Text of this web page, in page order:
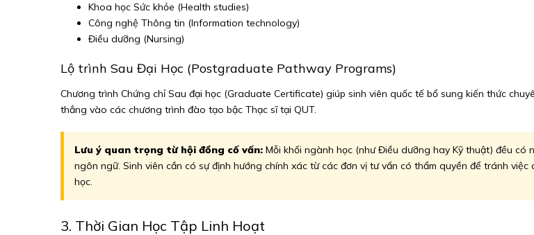
Khoa học Sức khỏe (Health studies)
Công nghệ Thông tin (Information technology)
Điều dưỡng (Nursing)
Lộ trình Sau Đại Học (Postgraduate Pathway Programs)
Chương trình Chứng chỉ Sau đại học (Graduate Certificate) giúp sinh viên quốc tế bổ sung kiến thức
thẳng vào các chương trình đào tạo bậc Thạc sĩ tại QUT.
Lưu ý quan trọng từ hội đồng cố vấn: Mỗi khối ngành học (như Điều dưỡng hay Kỹ thuật) đều có
ngôn ngữ. Sinh viên cần có sự định hướng chính xác từ các đơn vị tư vấn có thẩm quyền để tránh
học.
3. Thời Gian Học Tập Linh Hoạt